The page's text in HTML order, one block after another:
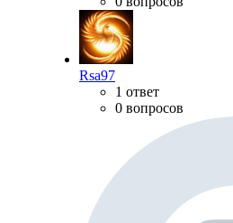
Rsa97
1 ответ
0 вопросов